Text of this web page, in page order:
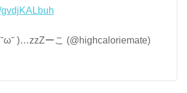
)…zzZーこ (@highcaloriemate)